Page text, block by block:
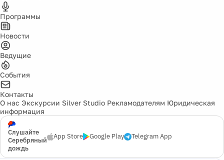
Программы
Новости
Ведущие
События
Контакты
О нас Экскурсии Silver Studio Рекламодателям Юридическая
информация
Слушайте
Серебряный
дождь
App Store Google Play Telegram App